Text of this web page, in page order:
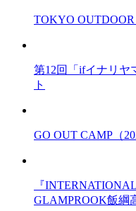
TOKYO
第12回「ifイナリヤ
ト
GO OUT CAMP（
『
GLAMPROOK飯綱